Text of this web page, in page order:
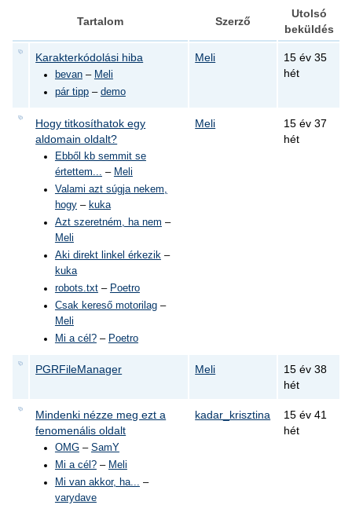
Tartalom Szerző
Utolsó
beküldés
Karakterkódolási hiba
bevan– Meli
pár tipp– demo
Meli
15 év 35
hét
Hogy titkosíthatok egy
aldomain oldalt?
Ebből kb semmit se
értettem... – Meli
Valami azt súgja nekem,
hogy– kuka
Azt szeretném, ha nem –
Meli
Aki direkt linkel érkezik–
kuka
robots.txt– Poetro
Csak kereső motorilag–
Meli
Mi a cél?– Poetro
Meli
15 év 37
hét
PGRFileManager Meli
15 év 38
hét
Mindenki nézze meg ezt a
fenomenális oldalt
OMG– SamY
Mi a cél?– Meli
Mi van akkor, ha... –
varydave
kadar_krisztina
15 év 41
hét